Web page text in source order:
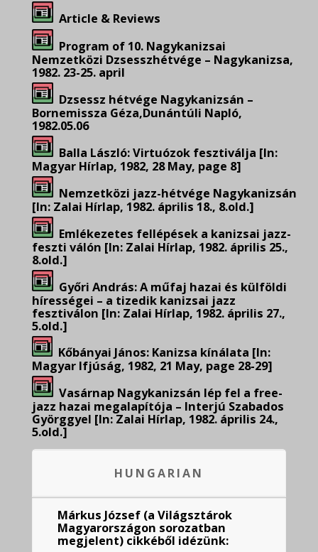
Article & Reviews
Program of 10. Nagykanizsai
Nemzetközi Dzsesszhétvége – Nagykanizsa,
1982. 23-25. april
Dzsessz hétvége Nagykanizsán –
Bornemissza Géza,Dunántúli Napló,
1982.05.06
Balla László: Virtuózok fesztiválja [In:
Magyar Hírlap, 1982, 28 May, page 8]
Nemzetközi jazz-hétvége Nagykanizsán
[In: Zalai Hírlap, 1982. április 18., 8.old.]
Emlékezetes fellépések a kanizsai jazz-
feszti válón [In: Zalai Hírlap, 1982. április 25.,
8.old.]
Győri András: A műfaj hazai és külföldi
hírességei – a tizedik kanizsai jazz
fesztiválon [In: Zalai Hírlap, 1982. április 27.,
5.old.]
Kőbányai János: Kanizsa kínálata [In:
Magyar Ifjúság, 1982, 21 May, page 28-29]
Vasárnap Nagykanizsán lép fel a free-
jazz hazai megalapítója – Interjú Szabados
Györggyel [In: Zalai Hírlap, 1982. április 24.,
5.old.]
HUNGARIAN
Márkus József (a Világsztárok
Magyarországon sorozatban
megjelent) cikkéből idézünk: